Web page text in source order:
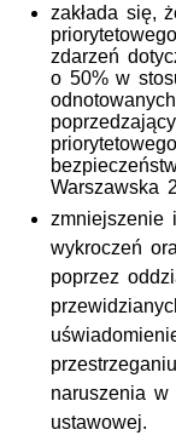
zakłada się,
zdarzeń
o 50% w
Warszawska
zmniejszenie
wykroczeń
poprzez
naruszenia
ustawowej.